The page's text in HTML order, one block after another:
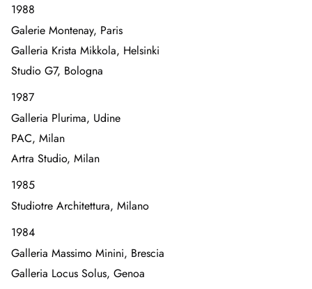
1988
Galerie Montenay, Paris
Galleria Krista Mikkola, Helsinki
Studio G7, Bologna
1987
Galleria Plurima, Udine
PAC, Milan
Artra Studio, Milan
1985
Studiotre Architettura, Milano
1984
Galleria Massimo Minini, Brescia
Galleria Locus Solus, Genoa